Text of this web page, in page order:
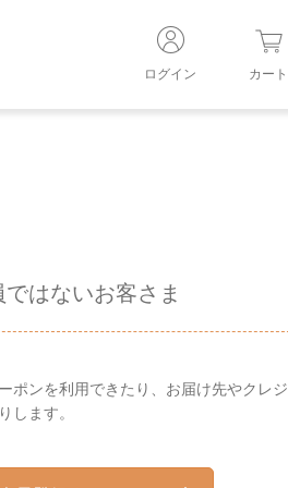
ログイン カート
ではないお客さま
ポンを利用できたり、お届け先やクレジ
します。